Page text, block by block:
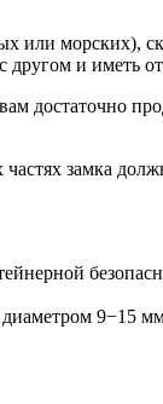
или
и иметь
достаточно
замка
9−15